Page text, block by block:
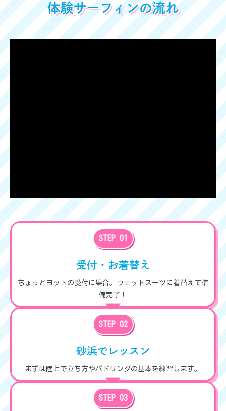
体験サーフィンの流れ
STEP 01
受付・お着替え
ちょっとヨットの受付に集合。ウェットスーツに着替えて準
備完了！
STEP 02
砂浜でレッスン
まずは陸上で立ち方やパドリングの基本を練習します。
STEP 03